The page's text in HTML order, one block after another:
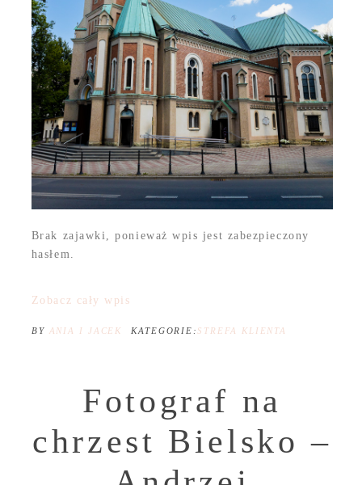
Brak zajawki, ponieważ wpis jest zabezpieczony
hasłem.
Zobacz cały wpis
BY ANIA I JACEK KATEGORIE:STREFA KLIENTA
Fotograf na
chrzest Bielsko –